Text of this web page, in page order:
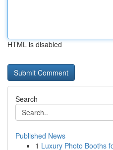
HTML is disabled
Search
Published News
1 Luxury Photo Booths